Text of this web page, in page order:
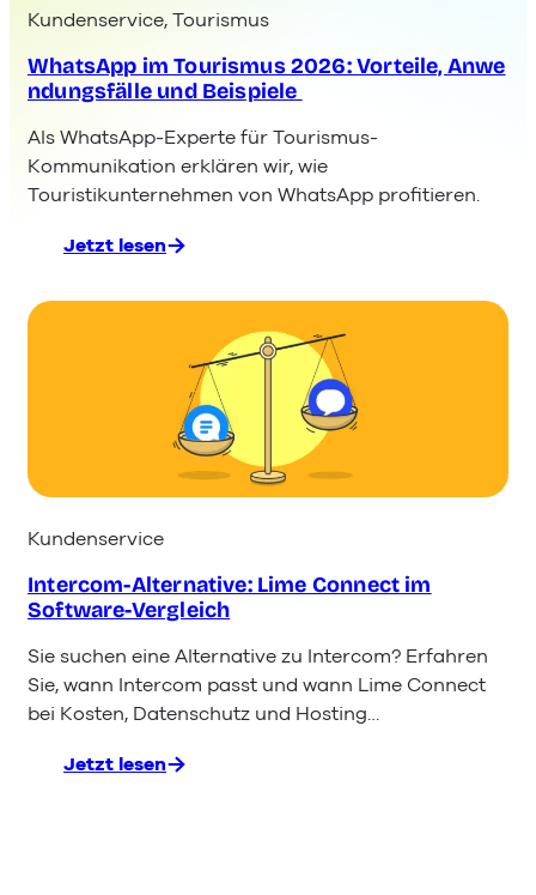
Kundenservice, Tourismus
WhatsApp im Tourismus 2026: Vorteile, Anwe
ndungsfälle und Beispiele
Als WhatsApp-Experte für Tourismus-
Kommunikation erklären wir, wie
Touristikunternehmen von WhatsApp profitieren.
Jetzt lesen
:
Kundenservice
Intercom-Alternative: Lime Connect im
Software-Vergleich
Sie suchen eine Alternative zu Intercom? Erfahren
Sie, wann Intercom passt und wann Lime Connect
bei Kosten, Datenschutz und Hosting…
Jetzt lesen
: